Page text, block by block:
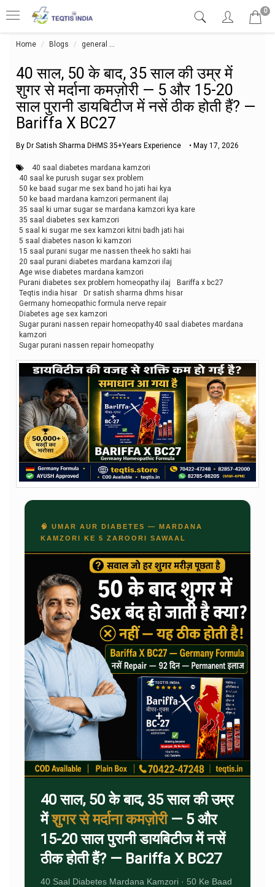
0
Home Blogs general
40 साल, 50 के बाद, 35 साल की उम्र में
शुगर से मर्दाना कमज़ोरी — 5 और 15-20
साल पुरानी डायबिटीज में नसें ठीक होती हैं? —
Bariffa X BC27
By Dr Satish Sharma DHMS 35+Years Experience • May 17, 2026
40 saal diabetes mardana kamzori
40 saal ke purush sugar sex problem
50 ke baad sugar me sex band ho jati hai kya
50 ke baad mardana kamzori permanent ilaj
35 saal ki umar sugar se mardana kamzori kya kare
35 saal diabetes sex kamzori
5 saal ki sugar me sex kamzori kitni badh jati hai
5 saal diabetes nason ki kamzori
15 saal purani sugar me nassen theek ho sakti hai
20 saal purani diabetes mardana kamzori ilaj
Age wise diabetes mardana kamzori
Purani diabetes sex problem homeopathy ilaj
Bariffa x bc27
Teqtis india hisar
Dr satish sharma dhms hisar
Germany homeopathic formula nerve repair
Diabetes age sex kamzori
Sugar purani nassen repair homeopathy40 saal diabetes mardana
kamzori
Sugar purani nassen repair homeopathy
🧠 UMAR AUR DIABETES — MARDANA
KAMZORI KE 5 ZAROORI SAWAAL
40 साल, 50 के बाद, 35 साल की उम्र
मेंशुगर से मर्दाना कमज़ोरी— 5 और
15-20 साल पुरानी डायबिटीज में नसें
ठीक होती हैं? — Bariffa X BC27
40 Saal Diabetes Mardana Kamzori · 50 Ke Baad